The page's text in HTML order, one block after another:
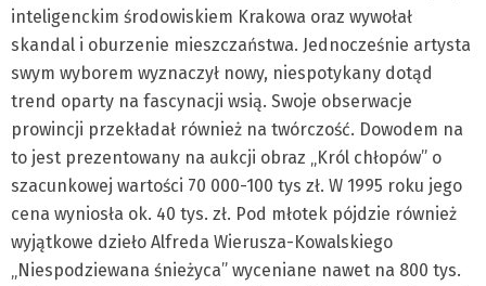
inteligenckim środowiskiem Krakowa oraz wywołał
skandal i oburzenie mieszczaństwa. Jednocześnie artysta
swym wyborem wyznaczył nowy, niespotykany dotąd
trend oparty na fascynacji wsią. Swoje obserwacje
prowincji przekładał również na twórczość. Dowodem na
to jest prezentowany na aukcji obraz „Król chłopów” o
szacunkowej wartości 70 000-100 tys zł. W 1995 roku jego
cena wyniosła ok. 40 tys. zł. Pod młotek pójdzie również
wyjątkowe dzieło Alfreda Wierusza-Kowalskiego
„Niespodziewana śnieżyca” wyceniane nawet na 800 tys.